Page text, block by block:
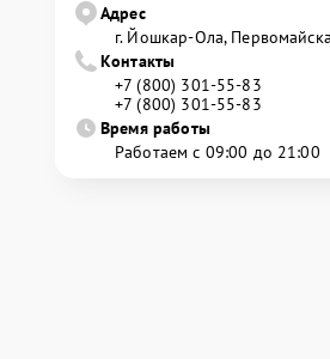
Адрес
г. Йошкар-Ола,
Контакты
+7 (800) 301-55-83
+7 (800) 301-55-83
Время работы
Работаем с 09:00 до 21:00